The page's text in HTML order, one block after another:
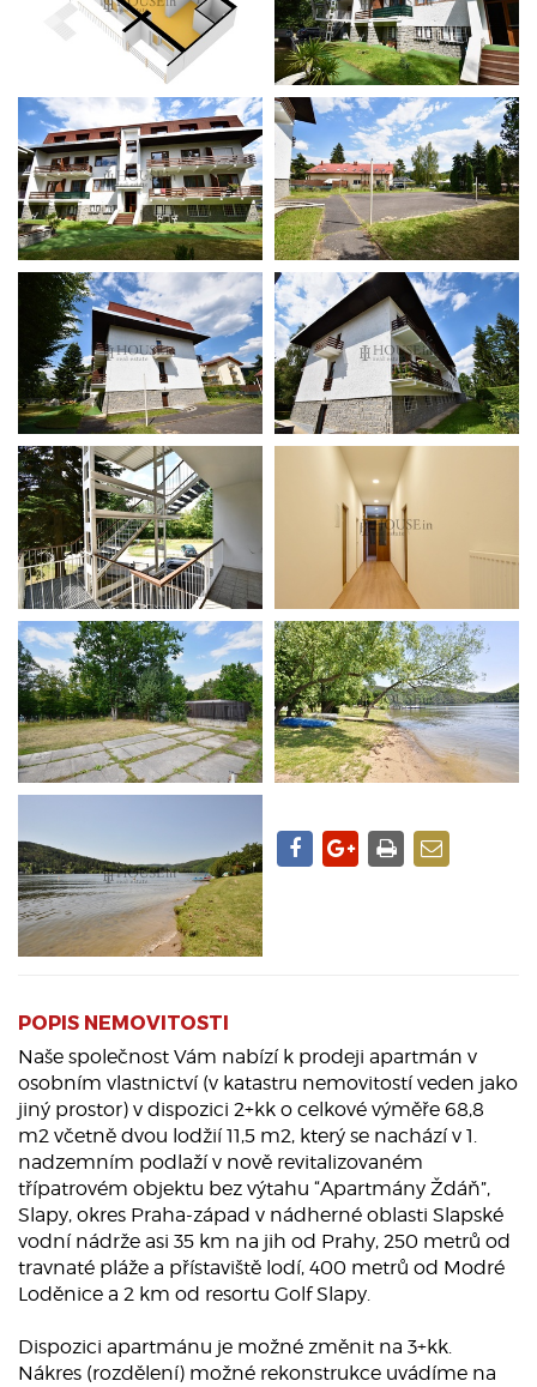
POPIS NEMOVITOSTI
Naše společnost Vám nabízí k prodeji apartmán v
osobním vlastnictví (v katastru nemovitostí veden jako
jiný prostor) v dispozici 2+kk o celkové výměře 68,8
m2 včetně dvou lodžií 11,5 m2, který se nachází v 1.
nadzemním podlaží v nově revitalizovaném
třípatrovém objektu bez výtahu “Apartmány Ždáň”,
Slapy, okres Praha-západ v nádherné oblasti Slapské
vodní nádrže asi 35 km na jih od Prahy, 250 metrů od
travnaté pláže a přístaviště lodí, 400 metrů od Modré
Loděnice a 2 km od resortu Golf Slapy.
Dispozici apartmánu je možné změnit na 3+kk.
Nákres (rozdělení) možné rekonstrukce uvádíme na